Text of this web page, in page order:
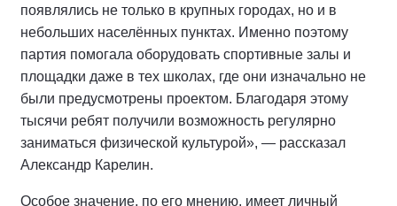
появлялись не только в крупных городах, но и в
небольших населённых пунктах. Именно поэтому
партия помогала оборудовать спортивные залы и
площадки даже в тех школах, где они изначально не
были предусмотрены проектом. Благодаря этому
тысячи ребят получили возможность регулярно
заниматься физической культурой», — рассказал
Александр Карелин.
Особое значение, по его мнению, имеет личный